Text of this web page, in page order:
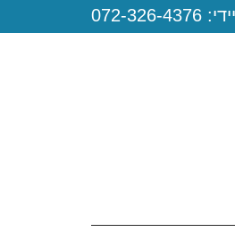
072-326-4376